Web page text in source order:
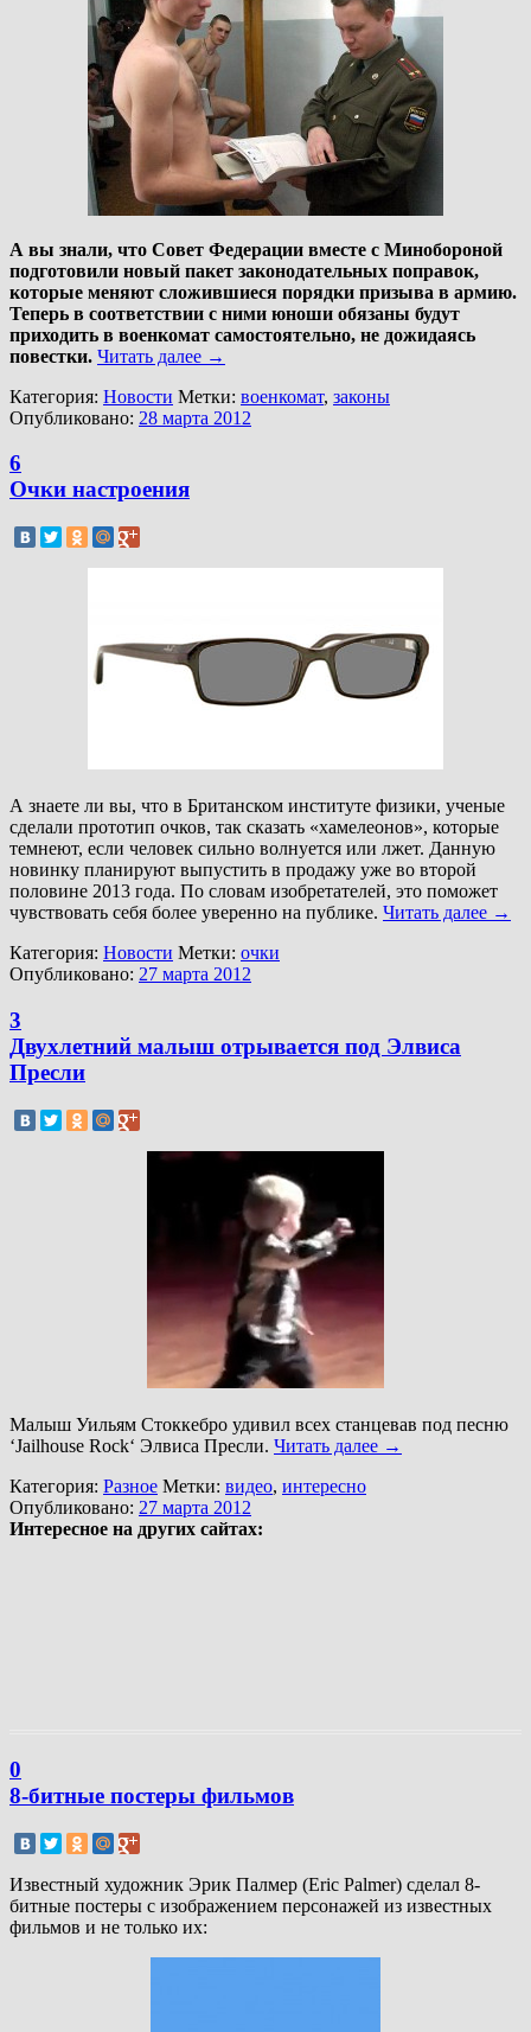
А вы знали, что Cовет Федерации вместе с Минобороной
подготовили новый пакет законодательных поправок,
которые меняют сложившиеся порядки призыва в армию.
Теперь в соответствии с ними юноши обязаны будут
приходить в военкомат самостоятельно, не дожидаясь
повестки. Читать далее →
Категория: Новости Метки: военкомат, законы
Опубликовано: 28 марта 2012
6
Очки настроения
А знаете ли вы, что в Британском институте физики, ученые
сделали прототип очков, так сказать «хамелеонов», которые
темнеют, если человек сильно волнуется или лжет. Данную
новинку планируют выпустить в продажу уже во второй
половине 2013 года. По словам изобретателей, это поможет
чувствовать себя более уверенно на публике. Читать далее →
Категория: Новости Метки: очки
Опубликовано: 27 марта 2012
3
Двухлетний малыш отрывается под Элвиса
Пресли
Малыш Уильям Стоккебро удивил всех станцевав под песню
‘Jailhouse Rock‘ Элвиса Пресли. Читать далее →
Категория: Разное Метки: видео, интересно
Опубликовано: 27 марта 2012
Интересное на других сайтах:
0
8-битные постеры фильмов
Известный художник Эрик Палмер (Eric Palmer) сделал 8-
битные постеры с изображением персонажей из известных
фильмов и не только их: